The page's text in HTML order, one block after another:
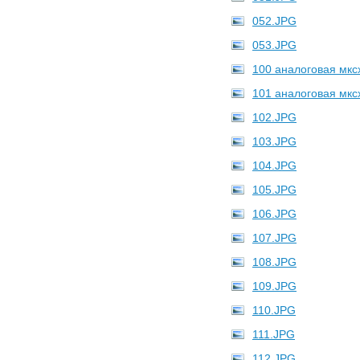
052.JPG
053.JPG
100 аналоговая
101 аналоговая
102.JPG
103.JPG
104.JPG
105.JPG
106.JPG
107.JPG
108.JPG
109.JPG
110.JPG
111.JPG